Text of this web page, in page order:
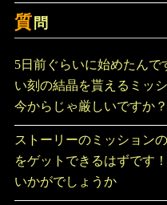
質 問
5日前ぐらいに始めたんで
い刻の結晶を貰えるミッ
今からじゃ厳しいですか？
ストーリーのミッション
をゲットできるはずです
いかがでしょうか